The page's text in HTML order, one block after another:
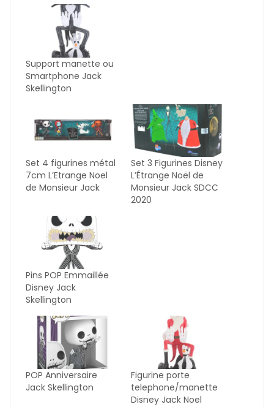
Support manette ou
Smartphone Jack
Skellington
Set 4 figurines métal
7cm L’Etrange Noel
de Monsieur Jack
Set 3 Figurines Disney
L’Étrange Noël de
Monsieur Jack SDCC
2020
Pins POP Emmaillée
Disney Jack
Skellington
POP Anniversaire
Jack Skellington
Figurine porte
telephone/manette
Disney Jack Noel